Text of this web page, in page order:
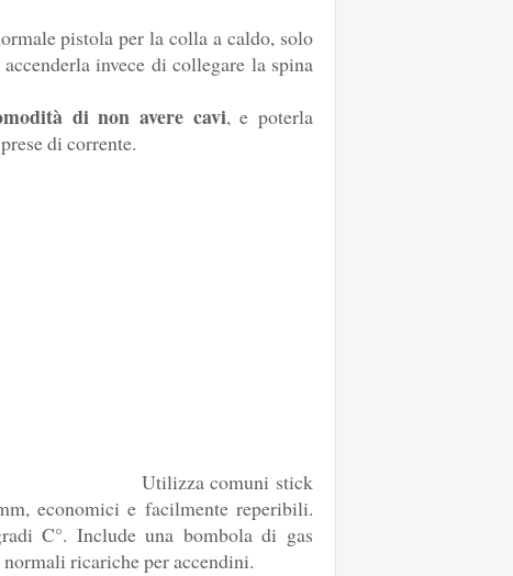
pistola per la colla a caldo, solo
invece di collegare la spina
di non avere cavi, e poterla
di corrente.
Utilizza comuni stick
economici e facilmente reperibili.
C°. Include una bombola di gas
ricariche per accendini.